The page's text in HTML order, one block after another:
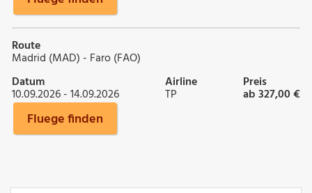
Route
Madrid (MAD) - Faro (FAO)
Datum
10.09.2026 - 14.09.2026
Airline
TP
Preis
ab 327,00 €
Fluege finden